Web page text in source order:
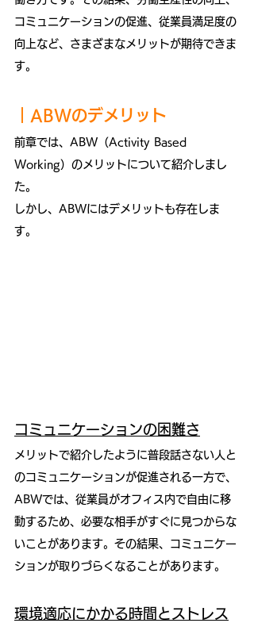
コミュニケーションの促進、従業員満足度の
向上など、さまざまなメリットが期待できま
す。
｜ABWのデメリット
前章では、ABW（Activity Based
Working）のメリットについて紹介しまし
た。
しかし、ABWにはデメリットも存在しま
す。
コミュニケーションの困難さ
メリットで紹介したように普段話さない人と
のコミュニケーションが促進される一方で、
ABWでは、従業員がオフィス内で自由に移
動するため、必要な相手がすぐに見つからな
いことがあります。その結果、コミュニケー
ションが取りづらくなることがあります。
環境適応にかかる時間とストレス